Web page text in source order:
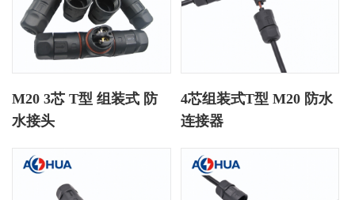
M20 3芯 T型 组装式 防
水接头
4芯组装式T型 M20 防水
连接器